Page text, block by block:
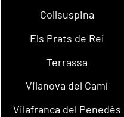
Collsuspina
Els Prats de Rei
Terrassa
Vilanova del Camí
Vilafranca del Penedès